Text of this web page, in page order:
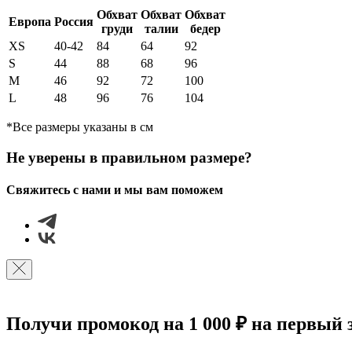
Европа Россия
Обхват
груди
Обхват
талии
Обхват
бедер
XS
40-42 84 64
92
S
44 88 68
96
М
46 92 72
100
L
48 96 76 104
*Все размеры указаны в см
Не уверены в правильном размере?
Свяжитесь с нами и мы вам поможем
Получи промокод на 1 000 ₽ на первый